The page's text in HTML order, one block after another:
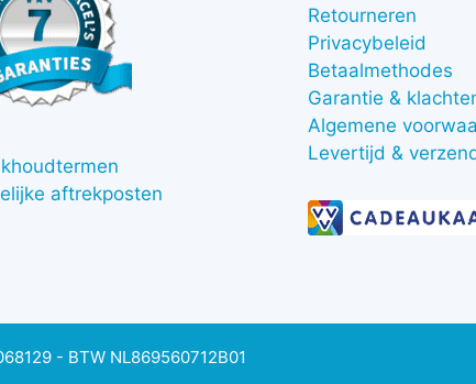
aftrekposten
Retourneren
Privacybeleid
Betaalmethodes
Garantie &
Algemene
Levertijd &
- BTW NL869560712B01